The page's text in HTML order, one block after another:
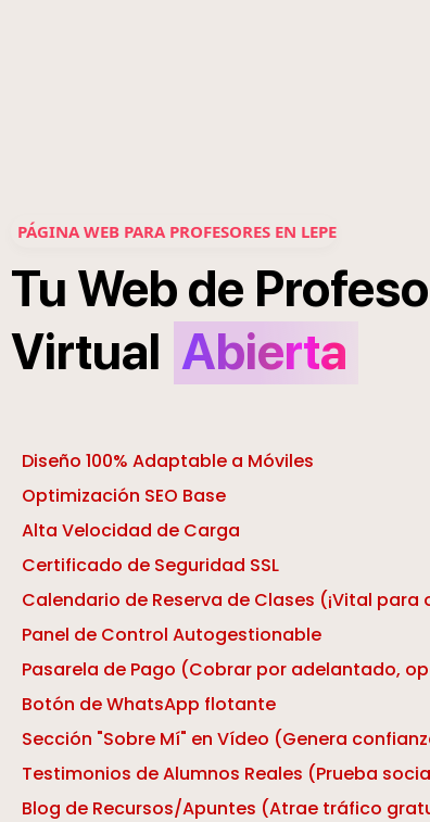
PÁGINA WEB PARA PROFESORES EN LEPE
Tu Web de
Virtual Abierta
Diseño 100% Adaptable a Móviles
Optimización SEO Base
Alta Velocidad de Carga
Certificado de Seguridad SSL
Calendario de Reserva de Clases (¡Vital para
Panel de Control Autogestionable
Pasarela de Pago (Cobrar por adelantado,
Botón de WhatsApp flotante
Sección "Sobre Mí" en Vídeo (Genera
Testimonios de Alumnos Reales (Prueba
Blog de Recursos/Apuntes (Atrae tráfico